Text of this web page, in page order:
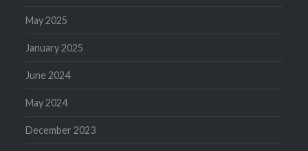
May 2025
January 2025
June 2024
May 2024
December 2023